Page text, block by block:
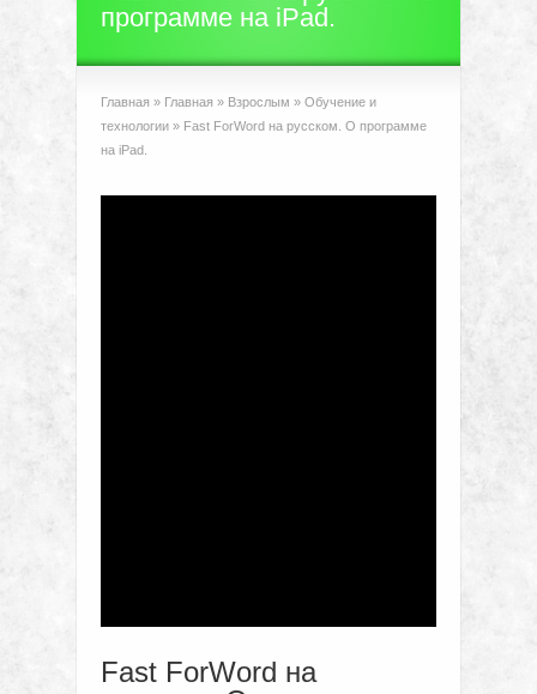
программе на iPad.
Главная » Главная » Взрослым » Обучение и
технологии » Fast ForWord на русском. О программе
на iPad.
Fast ForWord на